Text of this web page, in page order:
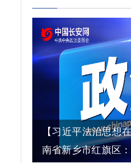
【习近平法治思想
南省新乡市红旗区